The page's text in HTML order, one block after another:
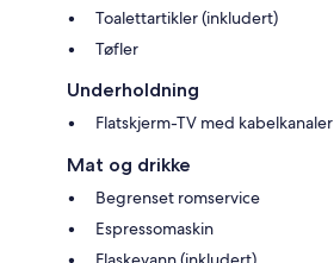
Toalettartikler (inkludert)
Tøfler
Underholdning
Flatskjerm-TV med kabelkanaler
Mat og drikke
Begrenset romservice
Espressomaskin